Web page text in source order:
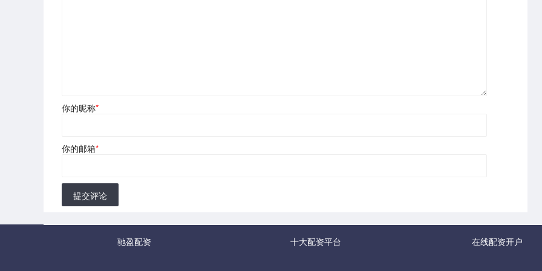
你的昵称*
你的邮箱*
提交评论
驰盈配资 十大配资平台 在线配资开户